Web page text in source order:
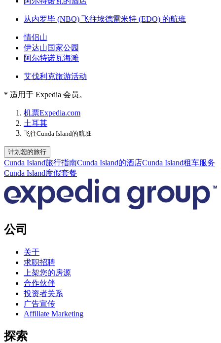
从内罗毕 (NBO) 飞往埃德雷米特 (EDO) 的航班
情侣山
伊达山国家公园
阿尔特诺瓦海滩
艾伐利克旅游活动
* 适用于 Expedia 会员。
机票Expedia.com
土耳其
飞往Cunda Island的航班
计划您的旅行
Cunda Island旅行指南Cunda Island的酒店Cunda Island租车服务
Cunda Island度假套餐
公司
关于
求职招聘
上架您的房源
合作伙伴
投资者关系
广告宣传
Affiliate Marketing
探索